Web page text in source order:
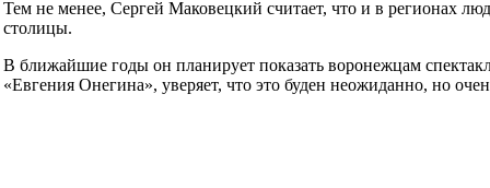
Тем не менее, Сергей Маковецкий считает, что и в регионах
столицы.
В ближайшие годы он планирует показать воронежцам
«Евгения Онегина», уверяет, что это буден неожиданно, но